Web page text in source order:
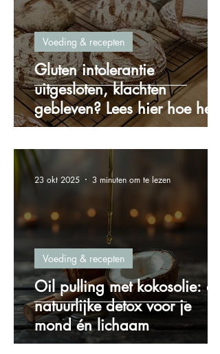
Gluten intolerantie
uitgesloten, klachten
gebleven? Lees hier hoe het
zit!
Voeding & recepten
Oil pulling met kokosolie: de
natuurlijke detox voor je
mond én lichaam
Voeding & recepten
23 okt 2025 3 minuten om te lezen